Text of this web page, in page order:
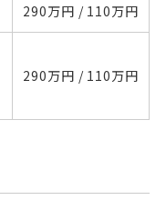
290万円 / 110万円
290万円 / 110万円